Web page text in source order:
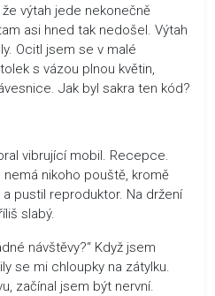
výtah jede nekonečně
asi hned tak nedošel. Výtah
Ocitl jsem se v malé
s vázou plnou květin,
Jak byl sakra ten kód?
vibrující mobil. Recepce.
nikoho pouště, kromě
pustil reproduktor. Na držení
slabý.
návštěvy?“ Když jsem
se mi chloupky na zátylku.
začínal jsem být nervní.